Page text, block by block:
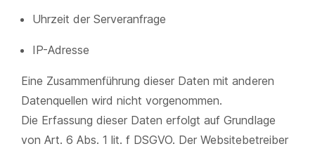
Uhrzeit der Serveranfrage
IP-Adresse
Eine Zusammenführung dieser Daten mit anderen
Datenquellen wird nicht vorgenommen.
Die Erfassung dieser Daten erfolgt auf Grundlage
von Art. 6 Abs. 1 lit. f DSGVO. Der Websitebetreiber